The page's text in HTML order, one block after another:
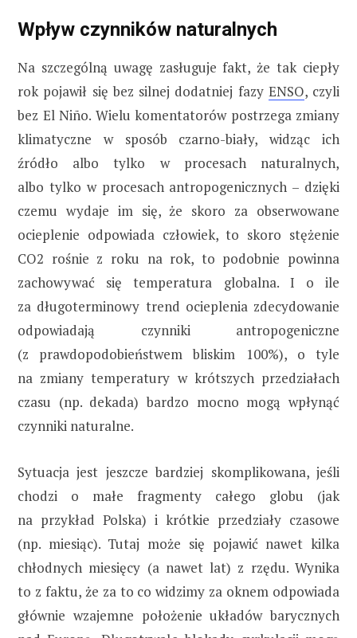
Wpływ czynników naturalnych
Na szczególną uwagę zasługuje fakt, że tak ciepły
rok pojawił się bez silnej dodatniej fazy ENSO, czyli
bez El Niño. Wielu komentatorów postrzega zmiany
klimatyczne w sposób czarno-biały, widząc ich
źródło albo tylko w procesach naturalnych,
albo tylko w procesach antropogenicznych – dzięki
czemu wydaje im się, że skoro za obserwowane
ocieplenie odpowiada człowiek, to skoro stężenie
CO2 rośnie z roku na rok, to podobnie powinna
zachowywać się temperatura globalna. I o ile
za długoterminowy trend ocieplenia zdecydowanie
odpowiadają czynniki antropogeniczne
(z prawdopodobieństwem bliskim 100%), o tyle
na zmiany temperatury w krótszych przedziałach
czasu (np. dekada) bardzo mocno mogą wpłynąć
czynniki naturalne.
Sytuacja jest jeszcze bardziej skomplikowana, jeśli
chodzi o małe fragmenty całego globu (jak
na przykład Polska) i krótkie przedziały czasowe
(np. miesiąc). Tutaj może się pojawić nawet kilka
chłodnych miesięcy (a nawet lat) z rzędu. Wynika
to z faktu, że za to co widzimy za oknem odpowiada
głównie wzajemne położenie układów barycznych